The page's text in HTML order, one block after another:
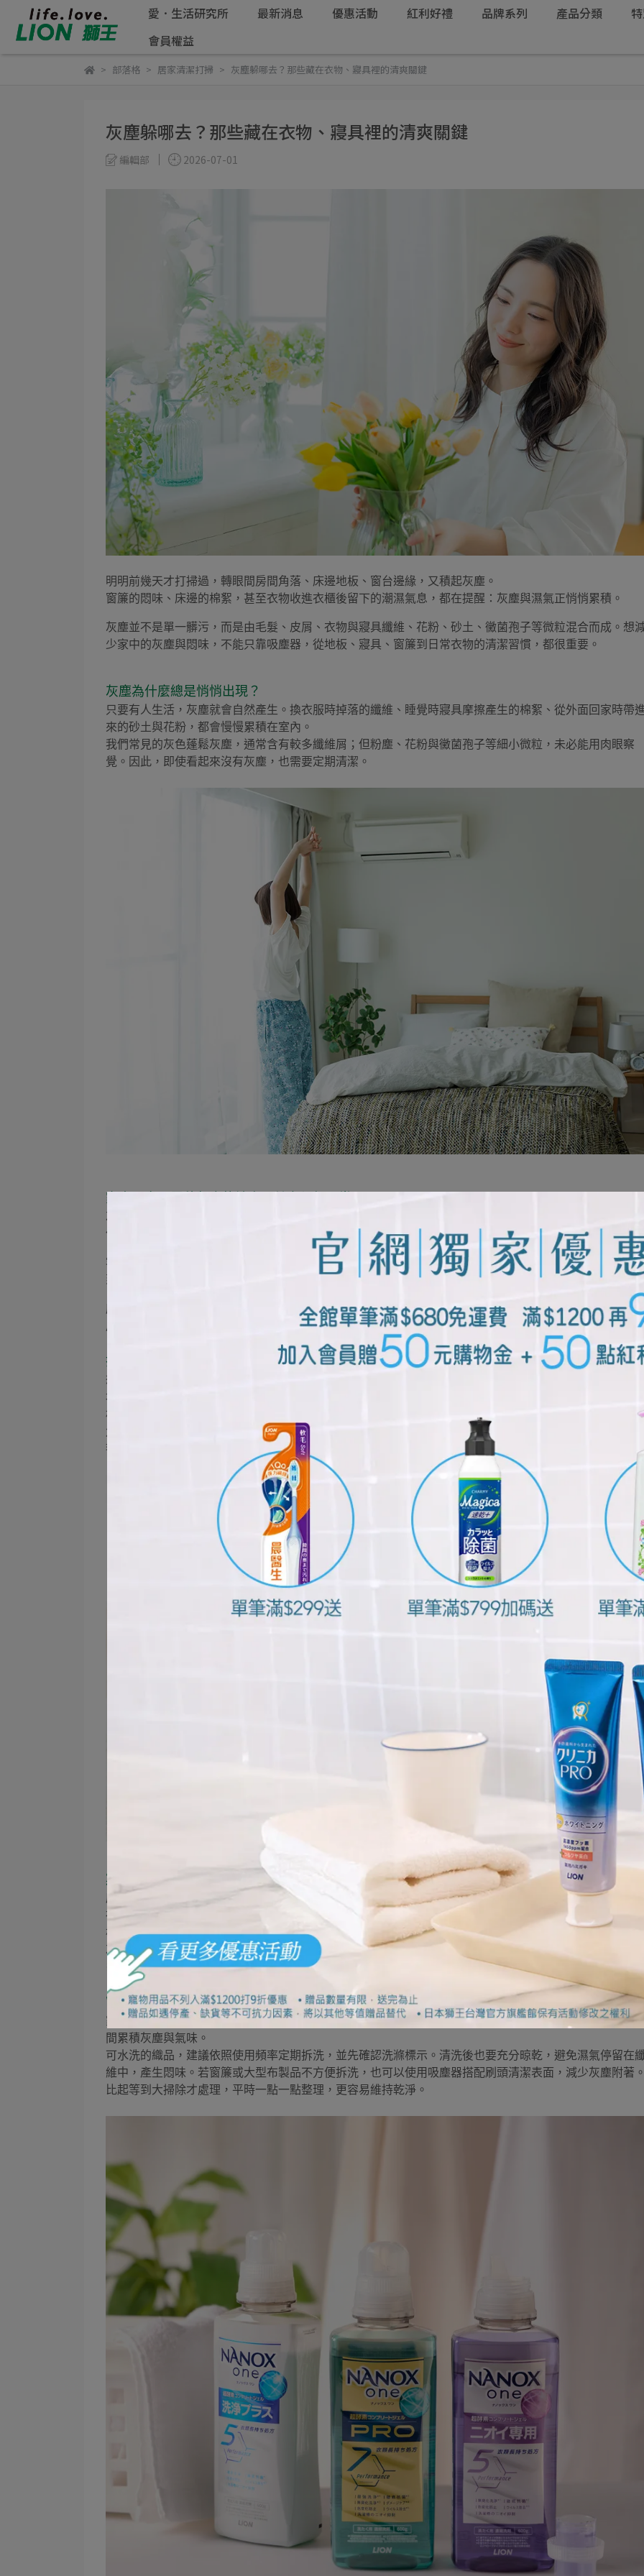
愛．生活研究所 最新消息 優惠活動 紅利好禮 品牌系列 產品分類
會員權益
部落格 居家清潔打掃 灰塵躲哪去？那些藏在衣物、寢具裡的清爽關鍵
灰塵躲哪去？那些藏在衣物、寢具裡的清爽關鍵
編輯部 2026-07-01
明明前幾天才打掃過，轉眼間房間角落、床邊地板、窗台邊緣，又積起灰塵。
窗簾的悶味、床邊的棉絮，甚至衣物收進衣櫃後留下的潮濕氣息，都在提醒：灰塵與濕氣正悄悄累積。
灰塵並不是單一髒污，而是由毛髮、皮屑、衣物與寢具纖維、花粉、砂土、黴菌孢子等微粒混合而成。想
少家中的灰塵與悶味，不能只靠吸塵器，從地板、寢具、窗簾到日常衣物的清潔習慣，都很重要。
灰塵為什麼總是悄悄出現？
只要有人生活，灰塵就會自然產生。換衣服時掉落的纖維、睡覺時寢具摩擦產生的棉絮、從外面回家時帶
來的砂土與花粉，都會慢慢累積在室內。
我們常見的灰色蓬鬆灰塵，通常含有較多纖維屑；但粉塵、花粉與黴菌孢子等細小微粒，未必能用肉眼察
覺。因此，即使看起來沒有灰塵，也需要定期清潔。
家中最容易累積灰塵的地方，其實都很日常
灰塵最常出現的地方，通常就是家中使用頻率最高的空間。
像是臥室，床單、枕套、棉被、毛毯等布製品，長時間接觸身體，容易累積汗水、皮脂、皮屑與纖維屑。
客廳也是容易累積灰塵的地方。沙發、抱枕、地毯與窗簾等布製品，容易附著灰塵與日常髒污；若靠近時
到悶味，有可能是灰塵與濕氣長時間累積的訊號。
廁所則是容易被忽略的空間。衣物纖維、衛生紙紙屑，加上濕氣，都可能讓灰塵卡在地板邊角、門後或馬
周邊。打掃時，除了馬桶，也別忘了擦拭地板與角落。
打掃不用一次做到完美，先抓住幾個重點
想減少灰塵，可以先處理幾個容易累積灰塵的位置。
地板是最容易沉降灰塵的地方，建議固定吸塵。清潔時可以從高處開始，先擦窗台、桌面與層架，再清理
板，避免灰塵落下後又重複打掃。
角落、門後、家具底部、床邊地板，則是容易被忽略的灰塵聚集處；若家中有小孩或寵物，可以更留意地
毯、沙發與遊戲區的清潔頻率。
寢具清潔，是維持舒適感的重要一步
床單、枕套與被套每天接觸肌膚，容易累積汗水、皮脂與髒污，建議每週清洗一次；夏天或容易流汗時，
視情況增加頻率，讓寢具保持潔淨清爽。
棉被、毛毯等大型寢具，可依洗滌標示定期清潔或送洗；若不方便水洗，也可以使用吸塵器清理表面，減
灰塵與細小髒污附著。
※小提醒：清洗前，請詳閱洗標與使用洗劑說明。
窗簾、抱枕與腳踏墊，也別忘了定期整理
家中不少灰塵，其實藏在平常較少清洗的布製品裡。窗簾、抱枕套、沙發套和腳踏墊等，都可能隨著使用
間累積灰塵與氣味。
可水洗的織品，建議依照使用頻率定期拆洗，並先確認洗滌標示。清洗後也要充分晾乾，避免濕氣停留在
維中，產生悶味。若窗簾或大型布製品不方便拆洗，也可以使用吸塵器搭配刷頭清潔表面，減少灰塵附著
比起等到大掃除才處理，平時一點一點整理，更容易維持乾淨。